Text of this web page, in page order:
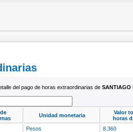
del pago de horas extraordinarias de SANTIAGO
Unidad monetaria
Valor
horas
Pesos
8.360